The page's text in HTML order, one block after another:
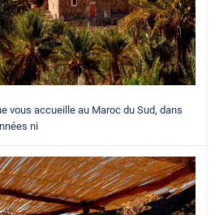
vous accueille au Maroc du Sud, dans
ni